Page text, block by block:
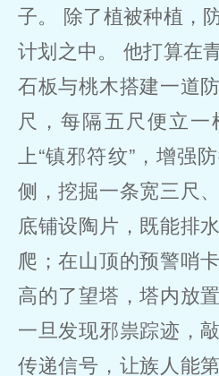
子。 除了植被种植，
计划之中。 他打算在
石板与桃木搭建一道
尺，每隔五尺便立
上“镇邪符纹”，增强
侧，挖掘一条宽三尺
底铺设陶片，既能排
爬；在山顶的预警哨
高的了望塔，塔内放
一旦发现邪祟踪迹，
传递信号，让族人能